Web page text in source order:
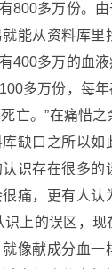
800多万份。
能从资料库里
400多万的血
多万份，每
亡。”在痛惜
缺口之所以如
识存在很多的
痛，更有人认
识上的误区，
像献成分血一